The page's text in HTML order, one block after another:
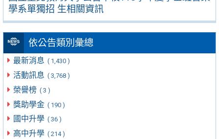
學系單獨招 生相關資訊
依公告類別彙總
最新消息 ( 1,430 )
活動訊息 ( 3,768 )
榮譽榜 ( 3 )
獎助學金 ( 190 )
國中升學 ( 36 )
高中升學 ( 214 )